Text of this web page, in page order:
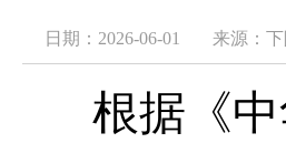
日期：2026-06-01 来源：
根据《